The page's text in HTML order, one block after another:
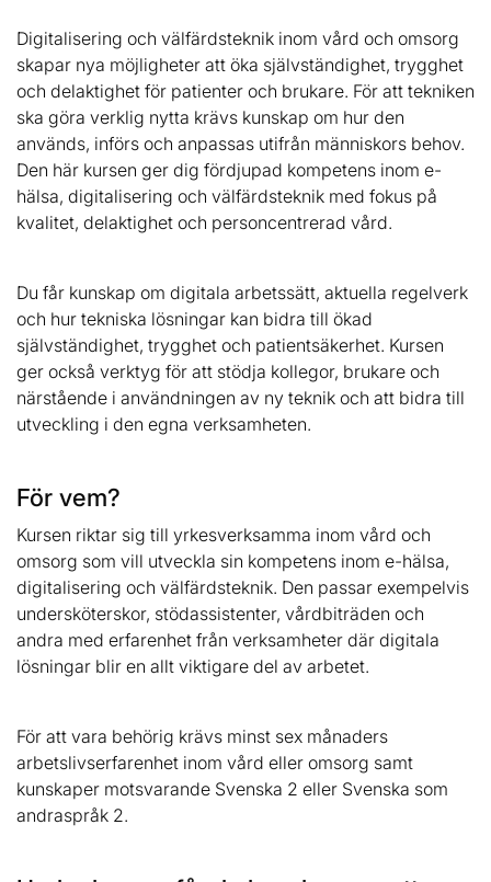
Digitalisering och välfärdsteknik inom vård och omsorg
skapar nya möjligheter att öka självständighet, trygghet
och delaktighet för patienter och brukare. För att tekniken
ska göra verklig nytta krävs kunskap om hur den
används, införs och anpassas utifrån människors behov.
Den här kursen ger dig fördjupad kompetens inom e-
hälsa, digitalisering och välfärdsteknik med fokus på
kvalitet, delaktighet och personcentrerad vård.
Du får kunskap om digitala arbetssätt, aktuella regelverk
och hur tekniska lösningar kan bidra till ökad
självständighet, trygghet och patientsäkerhet. Kursen
ger också verktyg för att stödja kollegor, brukare och
närstående i användningen av ny teknik och att bidra till
utveckling i den egna verksamheten.
För vem?
Kursen riktar sig till yrkesverksamma inom vård och
omsorg som vill utveckla sin kompetens inom e-hälsa,
digitalisering och välfärdsteknik. Den passar exempelvis
undersköterskor, stödassistenter, vårdbiträden och
andra med erfarenhet från verksamheter där digitala
lösningar blir en allt viktigare del av arbetet.
För att vara behörig krävs minst sex månaders
arbetslivserfarenhet inom vård eller omsorg samt
kunskaper motsvarande Svenska 2 eller Svenska som
andraspråk 2.